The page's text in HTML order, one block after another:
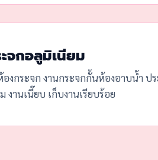
จกอลูมิเนียม
งกระจก งานกระจกกั้นห้องอาบน้ำ ป
งานเนี๊ยบ เก็บงานเรียบร้อย